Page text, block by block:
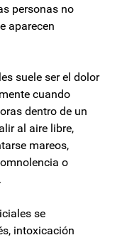
personas no
aparecen
suele ser el dolor
cuando
dentro de un
al aire libre,
mareos,
o
se
intoxicación